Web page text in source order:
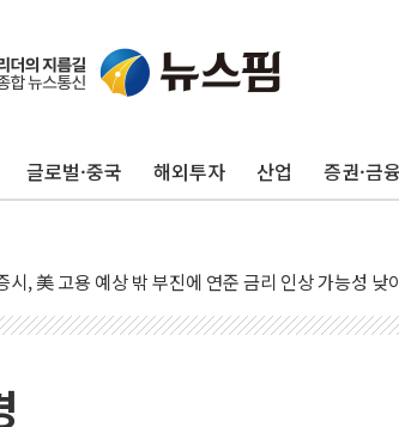
글로벌·중국 해외투자 산업 증권·금융
완수사권 폐지·공소청 출범…피해자들 '범죄 사각지
, 오늘 제주·인천 경선 결과 발표...'김민석 재역전 vs 정
시, 고용 쇼크에 금리 인상 우려 후퇴…S&P500 최고치
매파 기세 꺾이나…고용 감소에 9월 동결 전망 우세
이슬람 수니파 3국, '공동방위협정' 체결… 이스라엘
법원, 백악관 무도회장 공사 중단 명령…트럼프 제동